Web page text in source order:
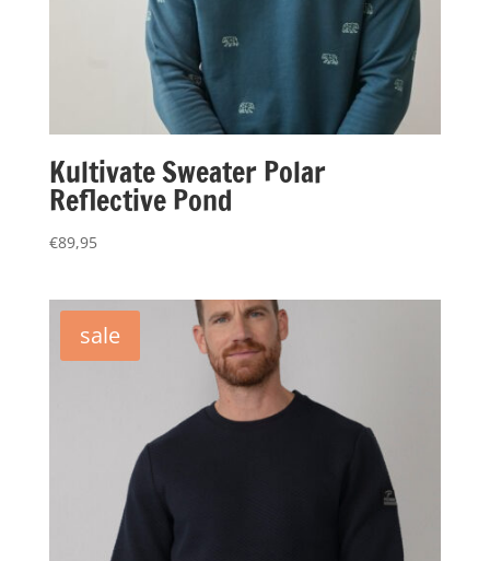
Kultivate Sweater Polar
Reflective Pond
€89,95
sale